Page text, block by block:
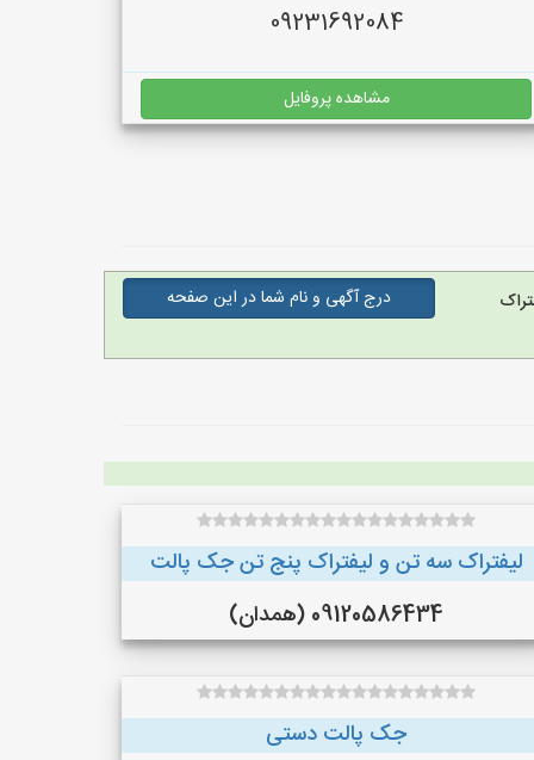
09231692084
مشاهده پروفایل
درج آگهی و نام شما در این صفحه
لیفتراک سه تن و لیفتراک پنج تن جک پالت
09120586434 (همدان)
جک پالت دستی